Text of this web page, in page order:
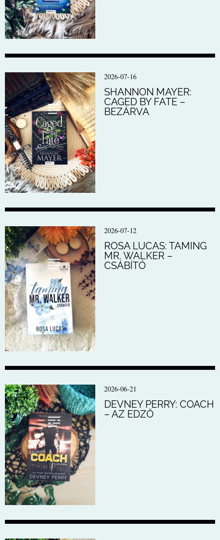
2026-07-16
SHANNON MAYER:
CAGED BY FATE –
BEZÁRVA
2026-07-12
ROSA LUCAS: TAMING
MR. WALKER –
CSÁBÍTÓ
2026-06-21
DEVNEY PERRY: COACH
– AZ EDZŐ